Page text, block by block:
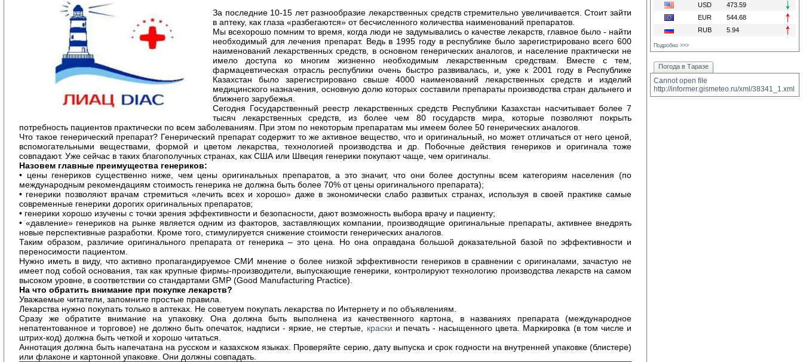
За последние 10-15 лет разнообразие лекарственных средств стремительно увеличивается. Стоит зайти
в аптеку, как глаза «разбегаются» от бесчисленного количества наименований препаратов.
Мы всехорошо помним то время, когда люди не задумывались о качестве лекарств, главное было - найти
необходимый для лечения препарат. Ведь в 1995 году в республике было зарегистрировано всего 600
наименований лекарственных средств, в основном генерических аналогов, и население практически не
имело доступа ко многим жизненно необходимым лекарственным средствам. Вместе с тем,
фармацевтическая отрасль республики очень быстро развивалась, и, уже к 2001 году в Республике
Казахстан было зарегистрировано свыше 4000 наименований лекарственных средств и изделий
медицинского назначения, основную долю которых составили препараты производства стран дальнего и
ближнего зарубежья.
Сегодня Государственный реестр лекарственных средств Республики Казахстан насчитывает более 7
тысяч лекарственных средств, из более чем 80 государств мира, которые позволяют покрыть
потребность пациентов практически по всем заболеваниям. При этом по некоторым препаратам мы имеем более 50 генерических аналогов.
Что такое генерический препарат? Генерический препарат содержит то же активное вещество, что и оригинальный, но может отличаться от него ценой,
вспомогательными веществами, формой и цветом лекарства, технологией производства и др. Побочные действия генериков и оригинала тоже
совпадают. Уже сейчас в таких благополучных странах, как США или Швеция генерики покупают чаще, чем оригиналы.
Назовем главные преимущества генериков:
• цены генериков существенно ниже, чем цены оригинальных препаратов, а это значит, что они более доступны всем категориям населения (по
международным рекомендациям стоимость генерика не должна быть более 70% от цены оригинального препарата);
• генерики позволяют врачам стремиться «лечить всех и хорошо» даже в экономически слабо развитых странах, используя в своей практике самые
современные генерики дорогих оригинальных препаратов;
• генерики хорошо изучены с точки зрения эффективности и безопасности, дают возможность выбора врачу и пациенту;
• «давление» генериков на рынке является одним из факторов, заставляющих компании, производящие оригинальные препараты, активнее внедрять
новые перспективные разработки. Кроме того, стимулируется снижение стоимости генерических аналогов.
Таким образом, различие оригинального препарата от генерика – это цена. Но она оправдана большой доказательной базой по эффективности и
переносимости пациентом.
Нужно иметь в виду, что активно пропагандируемое СМИ мнение о более низкой эффективности генериков в сравнении с оригиналами, зачастую не
имеет под собой основания, так как крупные фирмы-производители, выпускающие генерики, контролируют технологию производства лекарств на самом
высоком уровне, в соответствии со стандартами GMP (Good Manufacturing Practice).
На что обратить внимание при покупке лекарств?
Уважаемые читатели, запомните простые правила.
Лекарства нужно покупать только в аптеках. Не советуем покупать лекарства по Интернету и по объявлениям.
Сразу же обратите внимание на упаковку. Она должна быть выполнена из качественного картона, в названиях препарата (международное
непатентованное и торговое) не должно быть опечаток, надписи - яркие, не стертые, краски и печать - насыщенного цвета. Маркировка (в том числе и
штрих-код) должна быть четкой и хорошо читаться.
Аннотация должна быть напечатана на русском и казахском языках. Проверяйте серию, дату выпуска и срок годности на внутренней упаковке (блистере)
или флаконе и картонной упаковке. Они должны совпадать.
USD
473.59
EUR
544.68
RUB
5.94
Подробно >>>
Погода в Таразе
Cannot open file
http://informer.gismeteo.ru/xml/38341_1.xml